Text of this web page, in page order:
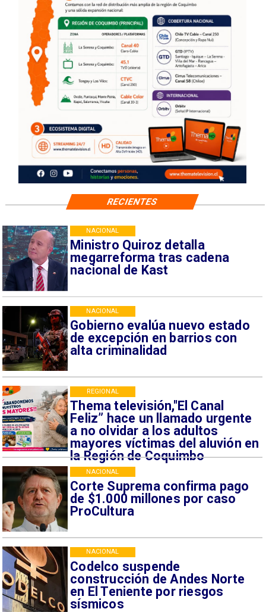
Ministro Quiroz detalla
megarreforma tras cadena
nacional de Kast
NACIONAL
Gobierno evalúa nuevo estado
de excepción en barrios con
alta criminalidad
NACIONAL
Thema televisión,"El Canal
Feliz” hace un llamado urgente
a no olvidar a los adultos
mayores víctimas del aluvión en
la Región de Coquimbo
REGIONAL
Corte Suprema confirma pago
de $1.000 millones por caso
ProCultura
NACIONAL
Codelco suspende
construcción de Andes Norte
en El Teniente por riesgos
sísmicos
NACIONAL
RECIENTES